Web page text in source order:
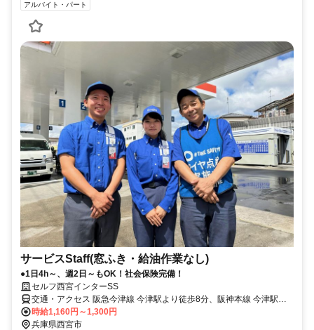
アルバイト・パート
サービスStaff(窓ふき・給油作業なし)
●1日4h～、週2日～もOK！社会保険完備！
セルフ西宮インターSS
交通・アクセス 阪急今津線 今津駅より徒歩8分、阪神本線 今津駅よ
り徒歩8分、東海道本線 西宮駅より徒歩11分
時給1,160円～1,300円
兵庫県西宮市